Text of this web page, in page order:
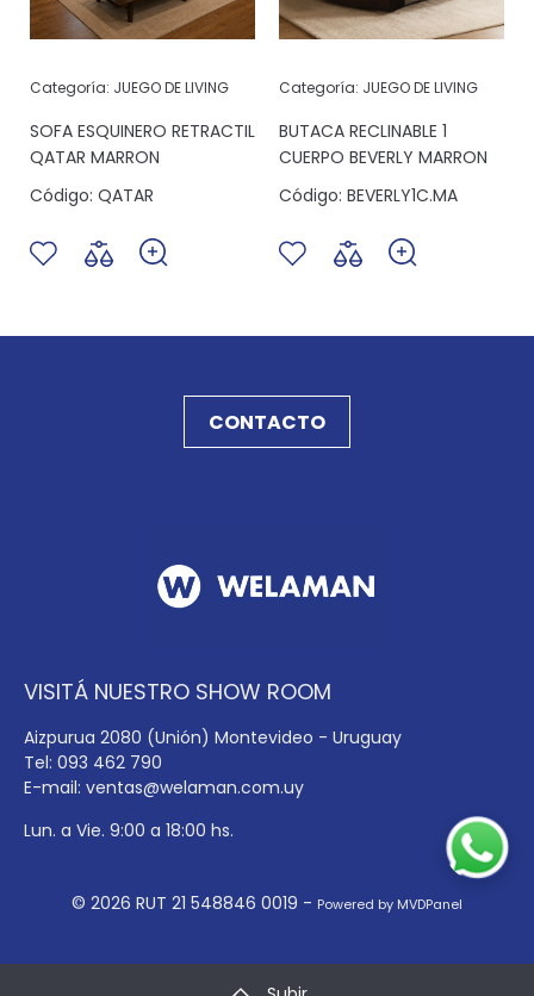
Categoría: JUEGO DE LIVING
SOFA ESQUINERO RETRACTIL
QATAR MARRON
Código: QATAR
Categoría: JUEGO DE LIVING
BUTACA RECLINABLE 1
CUERPO BEVERLY MARRON
Código: BEVERLY1C.MA
CONTACTO
VISITÁ NUESTRO SHOW ROOM
Aizpurua 2080 (Unión) Montevideo - Uruguay
Tel: 093 462 790
E-mail: ventas@welaman.com.uy
Lun. a Vie. 9:00 a 18:00 hs.
© 2026 RUT 21 548846 0019 - Powered by MVDPanel